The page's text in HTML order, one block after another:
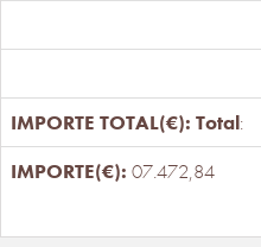
Total:
07.472,84